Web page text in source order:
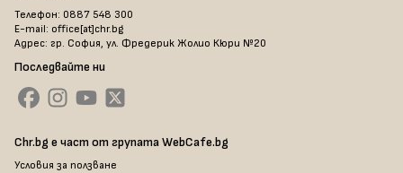
Телефон: 0887 548 300
E-mail: office[at]chr.bg
Адрес: гр. София, ул. Фредерик Жолио Кюри №20
Последвайте ни
Chr.bg е част от групата WebCafe.bg
Условия за ползване